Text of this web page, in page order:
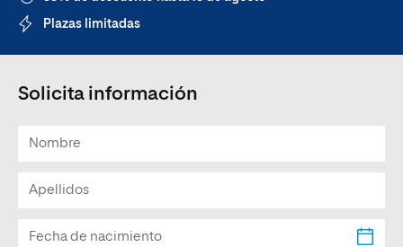
Plazas limitadas
Solicita información